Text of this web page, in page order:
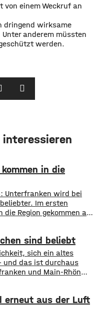
von einem Weckruf an
dringend wirksame
anderem müssten
werden.
interessieren
in die
Unterfranken wird bei
Im ersten
Region gekommen als
sind zwischen
Menschen hier
​Außerdem
sind beliebt
sich ein altes
und das ist durchaus
und Main-Rhön
OCH für den
EBN für Ebern
erneut aus der Luft